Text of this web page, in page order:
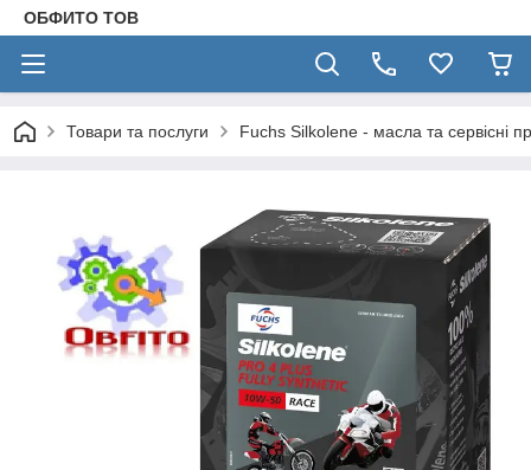
ОБФИТО ТОВ
Товари та послуги Fuchs Silkolene - масла та сервісні